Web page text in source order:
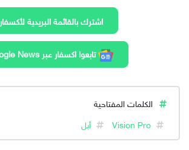
اشترك بالقائمة البريدية لأكسفار
تابعوا اكسفار عبر google News
الكلمات المفتاحية
Vision Pro
أبل